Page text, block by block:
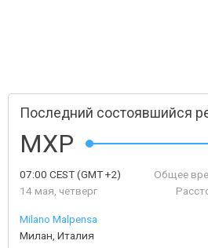
Последний состоявшийся
MXP
07:00 CEST(GMT +2)
14 мая, четверг
Общее
Milano Malpensa
Милан, Италия